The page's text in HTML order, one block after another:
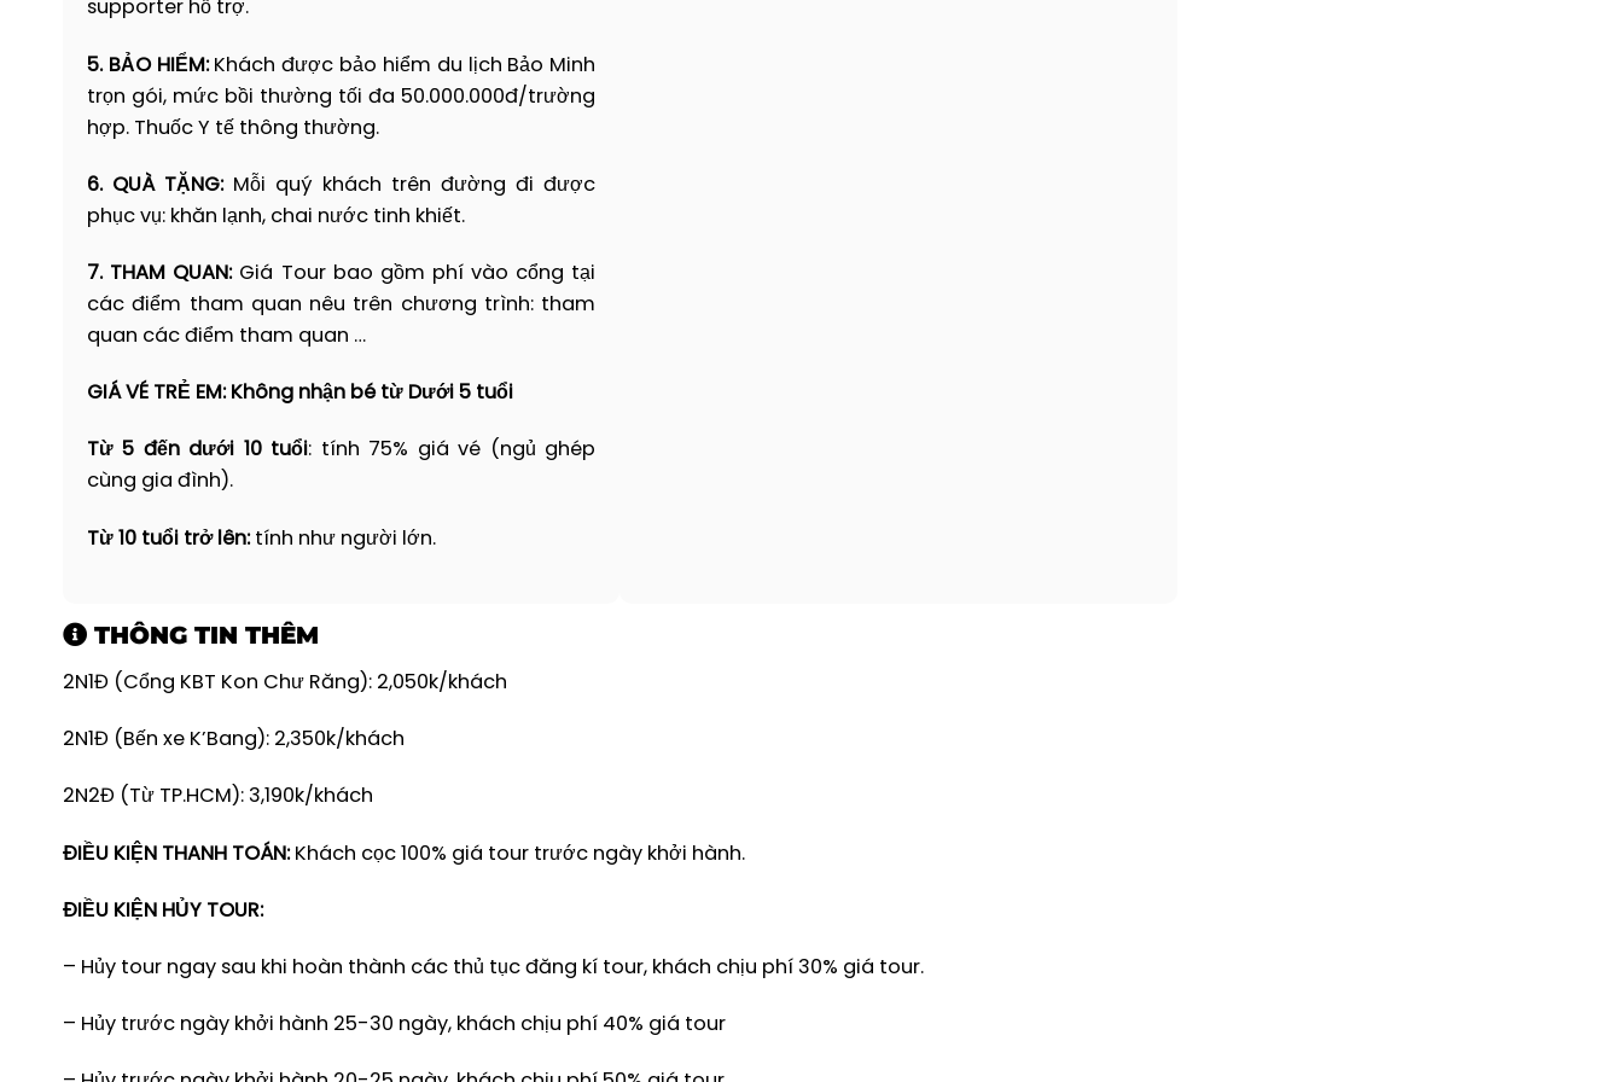
supporter hỗ trợ.
5. BẢO HIỂM:Khách được bảo hiểm du lịch Bảo Minh
trọn gói, mức bồi thường tối đa 50.000.000đ/trường
hợp. Thuốc Y tế thông thường.
6. QUÀ TẶNG:Mỗi quý khách trên đường đi được
phục vụ: khăn lạnh, chai nước tinh khiết.
7. THAM QUAN: Giá Tour bao gồm phí vào cổng tại
các điểm tham quan nêu trên chương trình: tham
quan các điểm tham quan …
GIÁ VÉ TRẺ EM:Không nhận bé từ Dưới 5 tuổi
Từ 5 đến dưới 10 tuổi: tính 75% giá vé (ngủ ghép
cùng gia đình).
Từ 10 tuổi trở lên:tính như người lớn.
THÔNG TIN THÊM
2N1Đ (Cổng KBT Kon Chư Răng): 2,050k/khách
2N1Đ (Bến xe K’Bang): 2,350k/khách
2N2Đ (Từ TP.HCM): 3,190k/khách
ĐIỀU KIỆN THANH TOÁN:Khách cọc 100% giá tour trước ngày khởi hành.
ĐIỀU KIỆN HỦY TOUR:
– Hủy tour ngay sau khi hoàn thành các thủ tục đăng kí tour, khách chịu phí 30% giá tour.
– Hủy trước ngày khởi hành 25-30 ngày, khách chịu phí 40% giá tour